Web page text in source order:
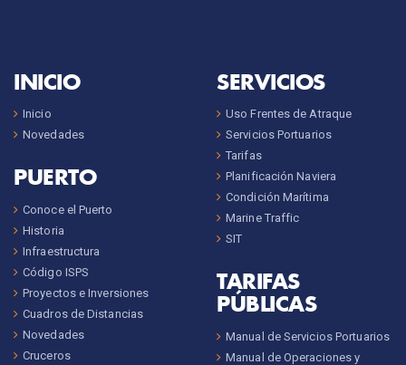
INICIO
Inicio
Novedades
PUERTO
Conoce el Puerto
Historia
Infraestructura
Código ISPS
Proyectos e Inversiones
Cuadros de Distancias
Novedades
Cruceros
SERVICIOS
Uso Frentes de Atraque
Servicios Portuarios
Tarifas
Planificación Naviera
Condición Marítima
Marine Traffic
SIT
TARIFAS
PÚBLICAS
Manual de Servicios Portuarios
Manual de Operaciones y